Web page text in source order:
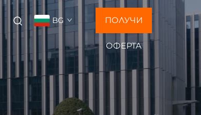
BG ПОЛУЧИ
ОФЕРТА